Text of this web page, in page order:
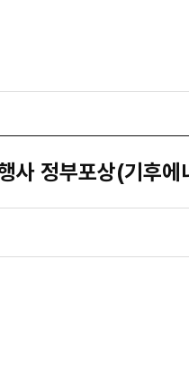
정부포상(기후에